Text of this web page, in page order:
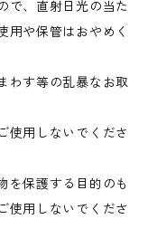
で、直射日光の当た
用や保管はおやめく
わす等の乱暴なお取
使用しないでくださ
保護する目的のも
使用しないでくださ